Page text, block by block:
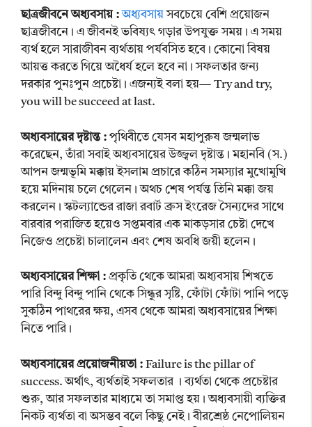
ছাত্রজীবনে অধ্যবসায় :অধ্যবসায়সবচেয়ে বেশি প্রয়োজন
ছাত্রজীবনে। এ জীবনই ভবিষ্যৎ গড়ার উপযুক্ত সময়। এ সময়
ব্যর্থ হলে সারাজীবন ব্যর্থতায় পর্যবসিত হবে। কোনো বিষয়
আয়ত্ত করতে গিয়ে অধৈর্য হলে হবে না। সফলতার জন্য
দরকার পুনঃপুন প্রচেষ্টা। এজন্যই বলা হয়— Try and try,
you will be succeed at last.
অধ্যবসায়ের দৃষ্টান্ত : পৃথিবীতে যেসব মহাপুরুষ জন্মলাভ
করেছেন, তাঁরা সবাই অধ্যবসায়ের উজ্জ্বল দৃষ্টান্ত। মহানবি (স.)
আপন জন্মভূমি মক্কায় ইসলাম প্রচারে কঠিন সমস্যার মুখোমুখি
হয়ে মদিনায় চলে গেলেন। অথচ শেষ পর্যন্ত তিনি মক্কা জয়
করলেন। স্কটল্যান্ডের রাজা রবার্ট ব্রুস ইংরেজ সৈন্যদের সাথে
বারবার পরাজিত হয়েও সপ্তমবার এক মাকড়সার চেষ্টা দেখে
নিজেও প্রচেষ্টা চালালেন এবং শেষ অবধি জয়ী হলেন।
অধ্যবসায়ের শিক্ষা : প্রকৃতি থেকে আমরা অধ্যবসায় শিখতে
পারি বিন্দু বিন্দু পানি থেকে সিন্ধুর সৃষ্টি, ফোঁটা ফোঁটা পানি পড়ে
সুকঠিন পাথরের ক্ষয়, এসব থেকে আমরা অধ্যবসায়ের শিক্ষা
নিতে পারি।
অধ্যবসায়ের প্রয়োজনীয়তা : Failure is the pillar of
success. অর্থাৎ, ব্যর্থতাই সফলতার । ব্যর্থতা থেকে প্রচেষ্টার
শুরু, আর সফলতার মাধ্যমে তা সমাপ্ত হয়। অধ্যবসায়ী ব্যক্তির
নিকট ব্যর্থতা বা অসম্ভব বলে কিছু নেই। বীরশ্রেষ্ঠ নেপোলিয়ন